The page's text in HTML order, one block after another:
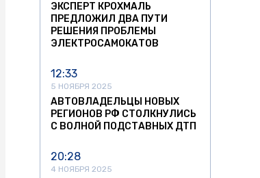
ЭКСПЕРТ КРОХМАЛЬ
ПРЕДЛОЖИЛ ДВА ПУТИ
РЕШЕНИЯ ПРОБЛЕМЫ
ЭЛЕКТРОСАМОКАТОВ
12:33
5 НОЯБРЯ 2025
АВТОВЛАДЕЛЬЦЫ НОВЫХ
РЕГИОНОВ РФ СТОЛКНУЛИСЬ
С ВОЛНОЙ ПОДСТАВНЫХ ДТП
20:28
4 НОЯБРЯ 2025